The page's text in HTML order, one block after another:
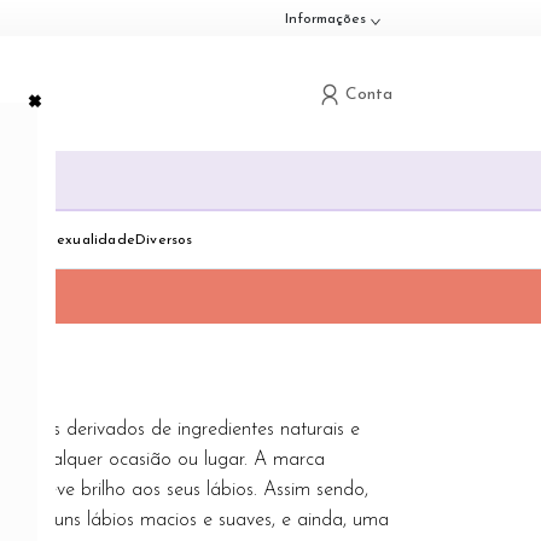
Informações
Conta
Toggle dropdown
SexualidadeToggle dropdown
DiversosToggle dropdown
derivados de ingredientes naturais e
qualquer ocasião ou lugar. A marca
leve brilho aos seus lábios. Assim sendo,
uns lábios macios e suaves, e ainda, uma
×